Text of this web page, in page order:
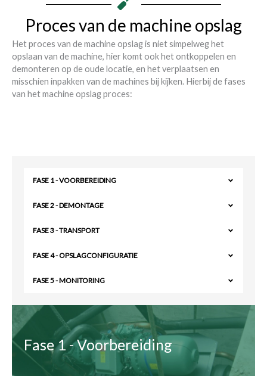
Proces van de machine opslag
Het proces van de machine opslag is niet simpelweg het
opslaan van de machine, hier komt ook het ontkoppelen en
demonteren op de oude locatie, en het verplaatsen en
misschien inpakken van de machines bij kijken. Hierbij de fases
van het machine opslag proces:
Fase 1 - Voorbereiding
FASE 1 - VOORBEREIDING
FASE 2 - DEMONTAGE
FASE 3 - TRANSPORT
FASE 4 - OPSLAGCONFIGURATIE
FASE 5 - MONITORING